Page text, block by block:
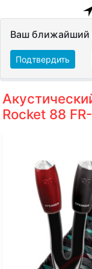
Ваш ближайший
Подтвердить
Rocket 88